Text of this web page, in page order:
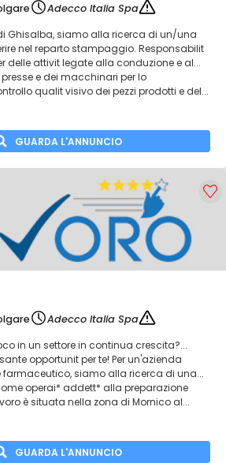
Adecco Italia Spa
Ghisalba, siamo alla ricerca di un/una
nel reparto stampaggio. Responsabilit
delle attivit legate alla conduzione e al...
e dei macchinari per lo
qualit visivo dei pezzi prodotti e del...
GUARDA L'ANNUNCIO
Adecco Italia Spa
in un settore in continua crescita?...
opportunit per te! Per un'azienda
farmaceutico, siamo alla ricerca di una...
operai* addett* alla preparazione
è situata nella zona di Mornico al...
GUARDA L'ANNUNCIO